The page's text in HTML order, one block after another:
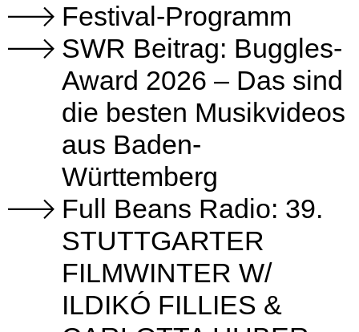
Festival-Programm
SWR Beitrag: Buggles-
Award 2026 – Das sind
die besten Musikvideos
aus Baden-
Württemberg
Full Beans Radio: 39.
STUTTGARTER
FILMWINTER W/
ILDIKÓ FILLIES &